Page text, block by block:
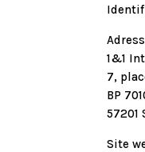
1&1
7,
BP
57201
Site